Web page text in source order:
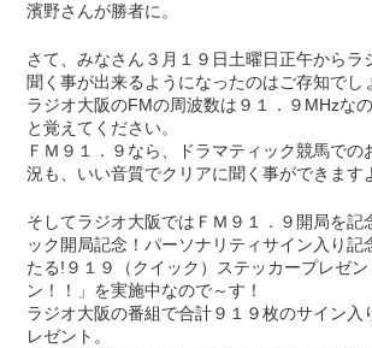
濱野さんが勝者に。
さて、みなさん３月１９日土曜日正午からラ
聞く事が出来るようになったのはご存知でし
ラジオ大阪のFMの周波数は９１．９MHzな
と覚えてください。
ＦＭ９１．９なら、ドラマティック競馬での
況も、いい音質でクリアに聞く事ができます
そしてラジオ大阪ではＦＭ９１．９開局を記
ック開局記念！パーソナリティサイン入り記
たる!９１９（クイック）ステッカープレゼ
ン！！」を実施中なので～す！
ラジオ大阪の番組で合計９１９枚のサイン入
レゼント。